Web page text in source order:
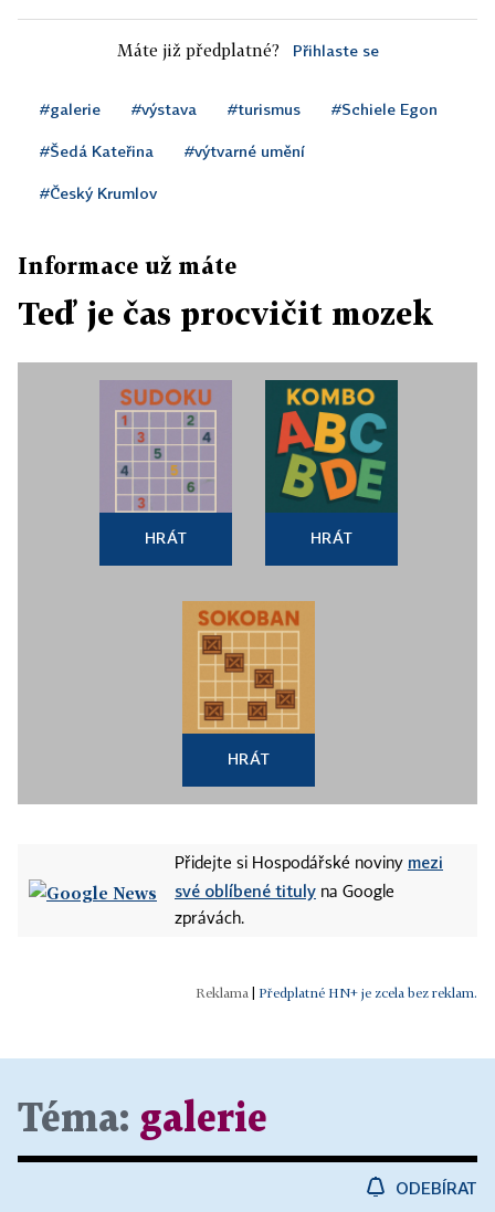
Máte již předplatné? Přihlaste se
#galerie #výstava #turismus #Schiele Egon
#Šedá Kateřina #výtvarné umění
#Český Krumlov
Informace už máte
Teď je čas procvičit mozek
HRÁT HRÁT
HRÁT
Přidejte si Hospodářské noviny mezi
své oblíbené tituly na Google
zprávách.
Předplatné HN+ je zcela bez reklam.
Téma: galerie
ODEBÍRAT